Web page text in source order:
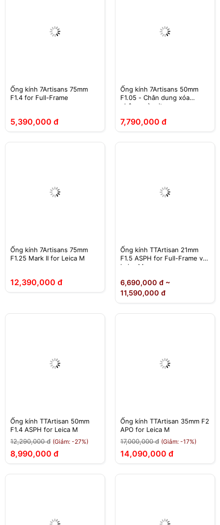
Ống kính 7Artisans 75mm
F1.4 for Full-Frame
5,390,000 đ
Ống kính 7Artisans 50mm
F1.05 - Chân dung xóa
phông mù mịt
7,790,000 đ
Ống kính 7Artisans 75mm
F1.25 Mark II for Leica M
12,390,000 đ
Ống kính TTArtisan 21mm
F1.5 ASPH for Full-Frame và
Leica M
6,690,000 đ ~
11,590,000 đ
Ống kính TTArtisan 50mm
F1.4 ASPH for Leica M
12,290,000 đ (Giảm: -27%)
8,990,000 đ
Ống kính TTArtisan 35mm F2
APO for Leica M
17,000,000 đ (Giảm: -17%)
14,090,000 đ